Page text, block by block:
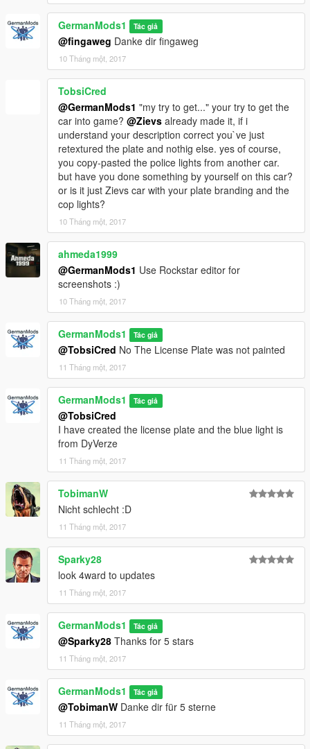
GermanMods1 Tác giả
@fingaweg Danke dir fingaweg
10 Tháng một, 2017
TobsiCred
@GermanMods1 "my try to get..." your try to get the
car into game? @Zievs already made it, if i
understand your description correct you`ve just
retextured the plate and nothig else. yes of course,
you copy-pasted the police lights from another car.
but have you done something by yourself on this car?
or is it just Zievs car with your plate branding and the
cop lights?
10 Tháng một, 2017
ahmeda1999
@GermanMods1 Use Rockstar editor for
screenshots :)
10 Tháng một, 2017
GermanMods1 Tác giả
@TobsiCred No The License Plate was not painted
11 Tháng một, 2017
GermanMods1 Tác giả
@TobsiCred
I have created the license plate and the blue light is
from DyVerze
11 Tháng một, 2017
TobimanW
Nicht schlecht :D
11 Tháng một, 2017
Sparky28
look 4ward to updates
11 Tháng một, 2017
GermanMods1 Tác giả
@Sparky28 Thanks for 5 stars
11 Tháng một, 2017
GermanMods1 Tác giả
@TobimanW Danke dir für 5 sterne
11 Tháng một, 2017